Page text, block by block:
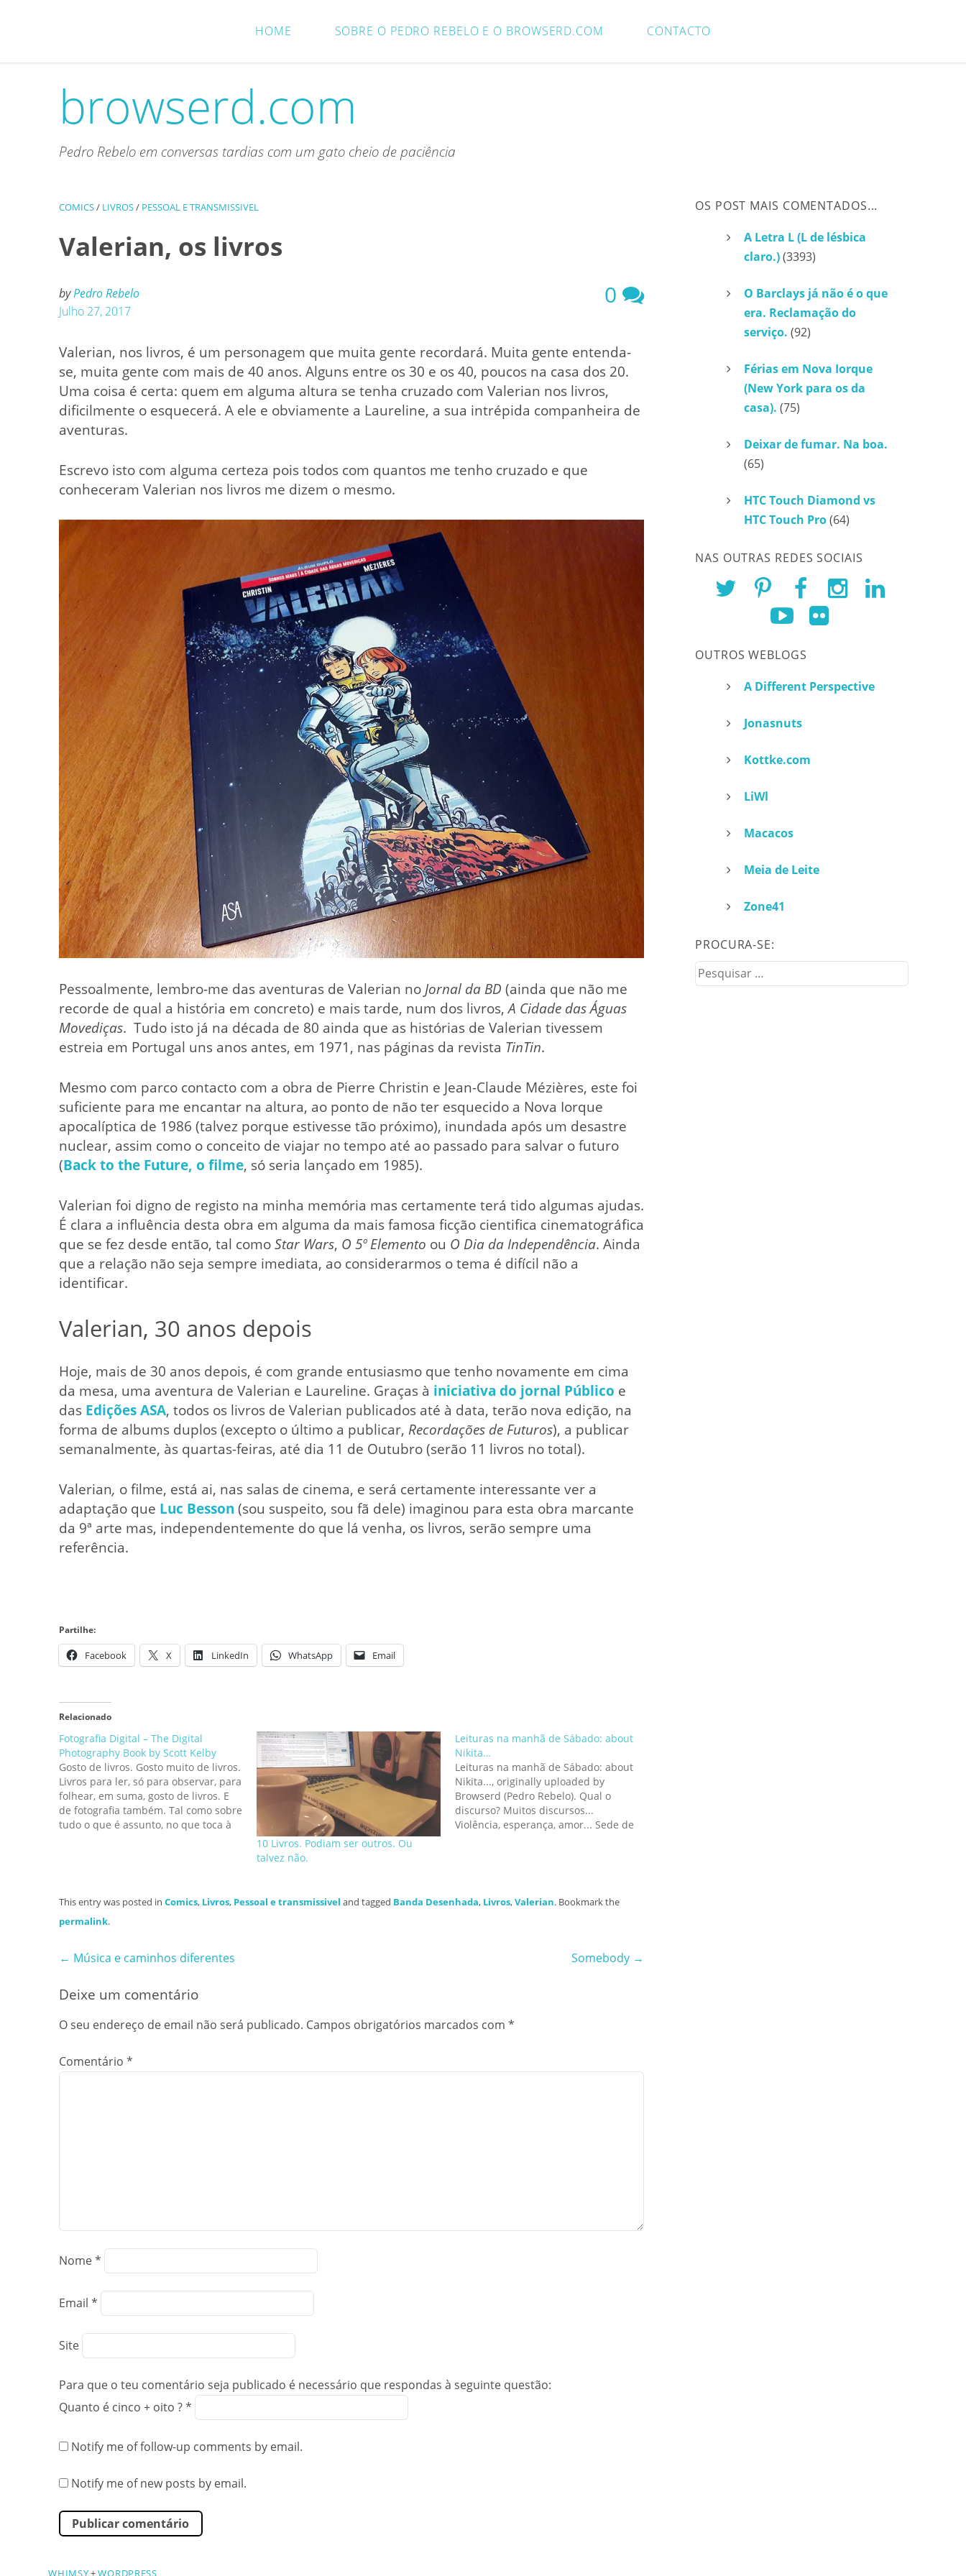
HOME SOBRE O PEDRO REBELO E O BROWSERD.COM CONTACTO
browserd.com
Pedro Rebelo em conversas tardias com um gato cheio de paciência
COMICS/ LIVROS/ PESSOAL E TRANSMISSIVEL
Valerian, os livros
byPedro Rebelo
Julho 27, 2017
0
Valerian, nos livros, é um personagem que muita gente recordará. Muita gente entenda-
se, muita gente com mais de 40 anos. Alguns entre os 30 e os 40, poucos na casa dos 20.
Uma coisa é certa: quem em alguma altura se tenha cruzado com Valerian nos livros,
dificilmente o esquecerá. A ele e obviamente a Laureline, a sua intrépida companheira de
aventuras.
Escrevo isto com alguma certeza pois todos com quantos me tenho cruzado e que
conheceram Valerian nos livros me dizem o mesmo.
Pessoalmente, lembro-me das aventuras de Valerian no Jornal da BD (ainda que não me
recorde de qual a história em concreto) e mais tarde, num dos livros,A Cidade das Águas
Movediças. Tudo isto já na década de 80 ainda que as histórias de Valerian tivessem
estreia em Portugal uns anos antes, em 1971, nas páginas da revista TinTin.
Mesmo com parco contacto com a obra de Pierre Christin e Jean-Claude Mézières, este foi
suficiente para me encantar na altura, ao ponto de não ter esquecido a Nova Iorque
apocalíptica de 1986 (talvez porque estivesse tão próximo), inundada após um desastre
nuclear, assim como o conceito de viajar no tempo até ao passado para salvar o futuro
(Back to the Future, o filme, só seria lançado em 1985).
Valerian foi digno de registo na minha memória mas certamente terá tido algumas ajudas.
É clara a influência desta obra em alguma da mais famosa ficção cientifica cinematográfica
que se fez desde então, tal comoStar Wars, O 5º Elemento ou O Dia da Independência. Ainda
que a relação não seja sempre imediata, ao considerarmos o tema é difícil não a
identificar.
Valerian, 30 anos depois
Hoje, mais de 30 anos depois, é com grande entusiasmo que tenho novamente em cima
da mesa, uma aventura de Valerian e Laureline. Graças à iniciativa do jornal Público e
das Edições ASA, todos os livros de Valerian publicados até à data, terão nova edição, na
forma de albums duplos (excepto o último a publicar, Recordações de Futuros), a publicar
semanalmente, às quartas-feiras, até dia 11 de Outubro (serão 11 livros no total).
Valerian, o filme, está ai, nas salas de cinema, e será certamente interessante ver a
adaptação que Luc Besson (sou suspeito, sou fã dele) imaginou para esta obra marcante
da 9ª arte mas, independentemente do que lá venha, os livros, serão sempre uma
referência.
Partilhe:
Facebook X LinkedIn WhatsApp Email
Relacionado
Fotografia Digital – The Digital
Photography Book by Scott Kelby
Gosto de livros. Gosto muito de livros.
Livros para ler, só para observar, para
folhear, em suma, gosto de livros. E
de fotografia também. Tal como sobre
tudo o que é assunto, no que toca à
10 Livros. Podiam ser outros. Ou
talvez não.
Leituras na manhã de Sábado: about
Nikita…
Leituras na manhã de Sábado: about
Nikita..., originally uploaded by
Browserd (Pedro Rebelo). Qual o
discurso? Muitos discursos...
Violência, esperança, amor... Sede de
This entry was posted in Comics, Livros, Pessoal e transmissivel and tagged Banda Desenhada, Livros,Valerian. Bookmark the
permalink.
Post
navigation
← Música e caminhos diferentes Somebody →
Deixe um comentário
O seu endereço de email não será publicado. Campos obrigatórios marcados com *
Comentário *
Nome*
Email *
Site
Para que o teu comentário seja publicado é necessário que respondas à seguinte questão:
Quanto é cinco + oito ?*
Notify me of follow-up comments by email.
Notify me of new posts by email.
OS POST MAIS COMENTADOS...
A Letra L (L de lésbica
claro.)(3393)
O Barclays já não é o que
era. Reclamação do
serviço. (92)
Férias em Nova Iorque
(New York para os da
casa). (75)
Deixar de fumar. Na boa.
(65)
HTC Touch Diamond vs
HTC Touch Pro(64)
NAS OUTRAS REDES SOCIAIS
OUTROS WEBLOGS
A Different Perspective
Jonasnuts
Kottke.com
LiWl
Macacos
Meia de Leite
Zone41
PROCURA-SE:
Pesquisar
por:
WHIMSY+WORDPRESS